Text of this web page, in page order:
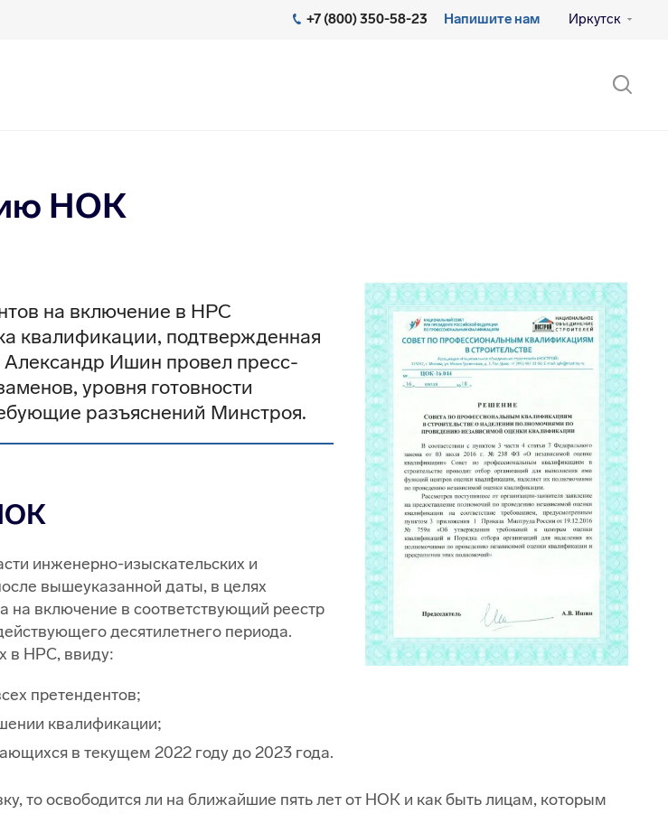
Иркутск
+7 (800) 350-58-23 Напишите нам
НОК
на включение в НРС
квалификации, подтвержденная
Ишин провел пресс-
уровня готовности
разъяснений Минстроя.
инженерно-изыскательских и
вышеуказанной даты, в целях
на включение в соответствующий реестр
десятилетнего периода.
в НРС, ввиду:
претендентов;
квалификации;
в текущем 2022 году до 2023 года.
то освободится ли на ближайшие пять лет от НОК и как быть лицам, которым